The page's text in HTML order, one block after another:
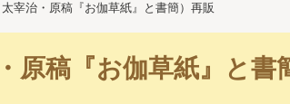
太宰治・原稿『お伽草紙』と書簡）再販
原稿『お伽草紙』と書